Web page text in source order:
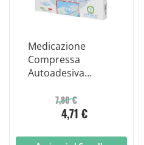
Medicazione
Compressa
Autoadesiva
Ipoallergenica
Aerata Master-aid
Pezzi
7,80 €
4,71 €